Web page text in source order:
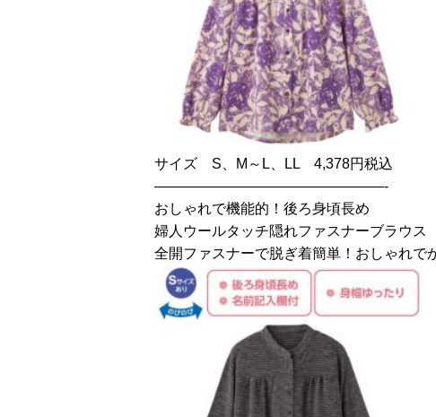
サイズ S、M～L、LL 4,378円税込
————————————————-
おしゃれで機能的！後ろ身頃長め
婦人ウールタッチ隠れファスナーブラウス
全開ファスナーで脱ぎ着簡単！おしゃれで